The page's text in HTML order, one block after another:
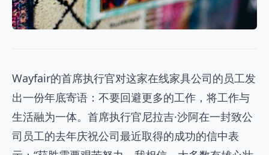
Wayfair的首席执行官对这家在线家具公司的员工发
出一份年底寄语：不要回避更多的工作，将工作与
生活融为一体。首席执行官尼拉吉·沙阿在一封致公
司员工的去年庆祝公司最近取得的成功的信中表